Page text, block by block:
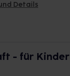
Details
- für